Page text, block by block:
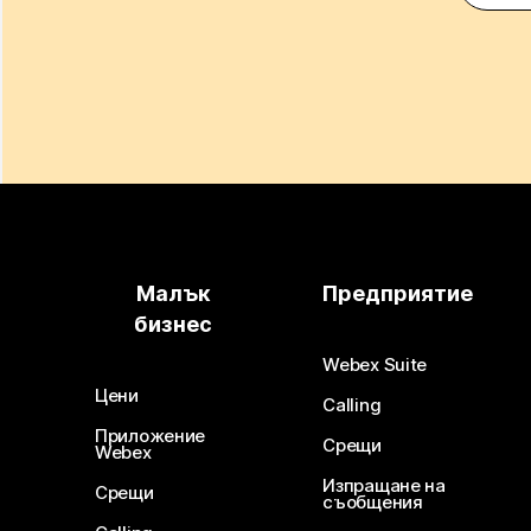
Малък
бизнес
Цени
Приложение
Webex
Срещи
Предприятие
Webex Suite
Calling
Срещи
Изпращане на
съобщения